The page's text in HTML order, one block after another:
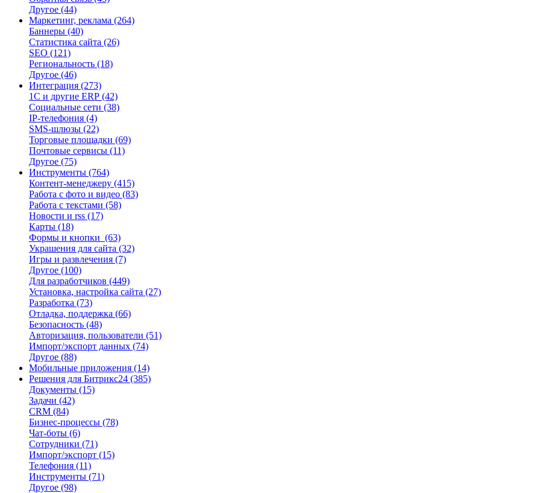
Другое (44)
Маркетинг, реклама (264)
Баннеры (40)
Статистика сайта (26)
SEO (121)
Региональность (18)
Другое (46)
Интеграция (273)
1С и другие ERP (42)
Социальные сети (38)
IP-телефония (4)
SMS-шлюзы (22)
Торговые площадки (69)
Почтовые сервисы (11)
Другое (75)
Инструменты (764)
Контент-менеджеру (415)
Работа с фото и видео (83)
Работа с текстами (58)
Новости и rss (17)
Карты (18)
Формы и кнопки (63)
Украшения для сайта (32)
Игры и развлечения (7)
Другое (100)
Для разработчиков (449)
Установка, настройка сайта (27)
Разработка (73)
Отладка, поддержка (66)
Безопасность (48)
Авторизация, пользователи (51)
Импорт/экспорт данных (74)
Другое (88)
Мобильные приложения (14)
Решения для Битрикс24 (385)
Документы (15)
Задачи (42)
CRM (84)
Бизнес-процессы (78)
Чат-боты (6)
Сотрудники (71)
Импорт/экспорт (15)
Телефония (11)
Инструменты (71)
Другое (98)